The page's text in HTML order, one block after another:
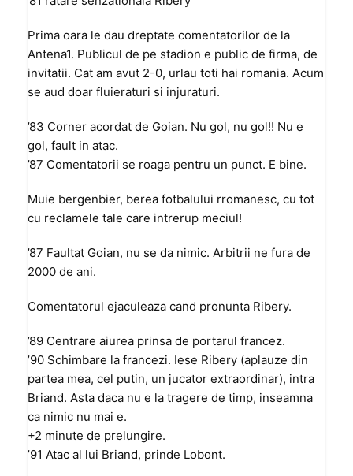
Prima oara le dau dreptate comentatorilor de la
Antena1. Publicul de pe stadion e public de firma, de
invitatii. Cat am avut 2-0, urlau toti hai romania. Acum
se aud doar fluieraturi si injuraturi.
’83 Corner acordat de Goian. Nu gol, nu gol!! Nu e
gol, fault in atac.
’87 Comentatorii se roaga pentru un punct. E bine.
Muie bergenbier, berea fotbalului rromanesc, cu tot
cu reclamele tale care intrerup meciul!
’87 Faultat Goian, nu se da nimic. Arbitrii ne fura de
2000 de ani.
Comentatorul ejaculeaza cand pronunta Ribery.
’89 Centrare aiurea prinsa de portarul francez.
’90 Schimbare la francezi. Iese Ribery (aplauze din
partea mea, cel putin, un jucator extraordinar), intra
Briand. Asta daca nu e la tragere de timp, inseamna
ca nimic nu mai e.
+2 minute de prelungire.
’91 Atac al lui Briand, prinde Lobont.